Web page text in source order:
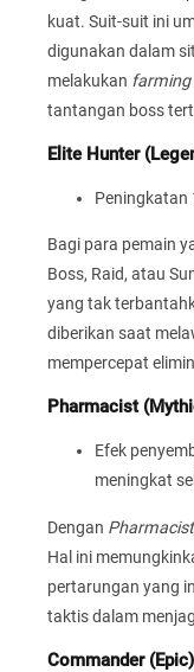
kuat. Suit-suit ini
digunakan dalam
melakukan farming
tantangan boss
Elite Hunter
Peningkatan
Bagi para pemain
Boss, Raid, atau
yang tak
diberikan saat
mempercepat
Pharmacist
Efek
meningkat
Dengan Pharmacist
Hal ini
pertarungan yang
taktis dalam
Commander (Epic)